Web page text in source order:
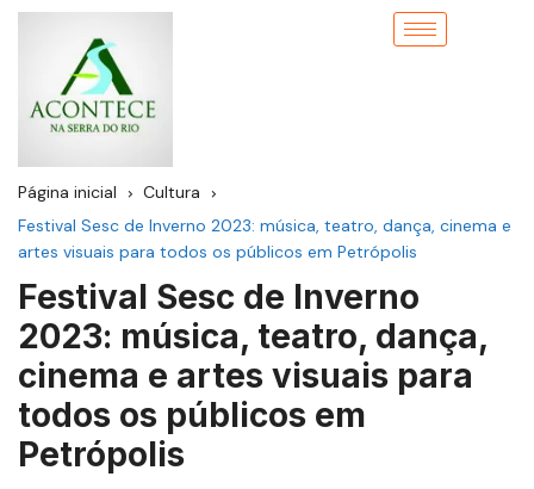
Página inicial
Cultura
Festival Sesc de Inverno 2023: música, teatro, dança, cinema e
artes visuais para todos os públicos em Petrópolis
Festival Sesc de Inverno
2023: música, teatro, dança,
cinema e artes visuais para
todos os públicos em
Petrópolis